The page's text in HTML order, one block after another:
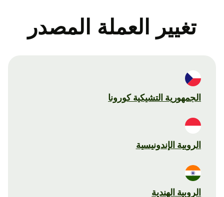
تغيير العملة المصدر
الجمهورية التشيكية كورونا
الروبية الإندونيسية
الروبية الهندية